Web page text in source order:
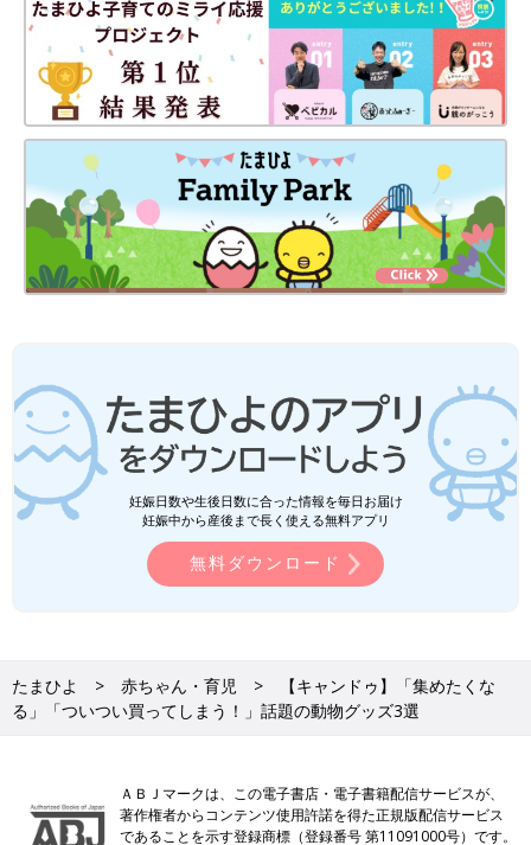
妊娠日数や生後日数に合った情報を毎日お届け
妊娠中から産後まで長く使える無料アプリ
無料ダウンロード
たまひよ 赤ちゃん・育児
【キャンドゥ】「集めたくな
る」「ついつい買ってしまう！」話題の動物グッズ3選
ＡＢＪマークは、この電子書店・電子書籍配信サービスが、
著作権者からコンテンツ使用許諾を得た正規版配信サービス
であることを示す登録商標（登録番号 第11091000号）です。